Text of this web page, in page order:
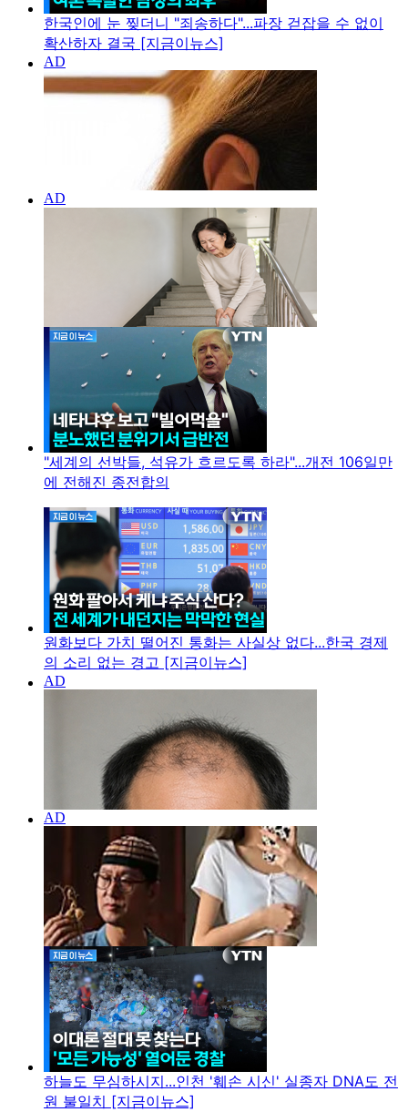
한국인에 눈 찢더니 "죄송하다"...파장 걷잡을 수 없이
확산하자 결국 [지금이뉴스]
"세계의 선박들, 석유가 흐르도록 하라"...개전 106일만
에 전해진 종전합의
원화보다 가치 떨어진 통화는 사실상 없다...한국 경제
의 소리 없는 경고 [지금이뉴스]
하늘도 무심하시지...인천 '훼손 시신' 실종자 DNA도 전
원 불일치 [지금이뉴스]